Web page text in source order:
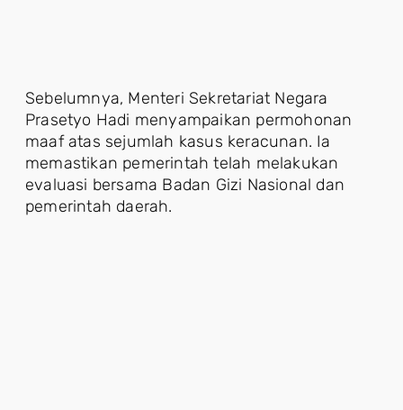
Sebelumnya, Menteri Sekretariat Negara
Prasetyo Hadi menyampaikan permohonan
maaf atas sejumlah kasus keracunan. Ia
memastikan pemerintah telah melakukan
evaluasi bersama Badan Gizi Nasional dan
pemerintah daerah.